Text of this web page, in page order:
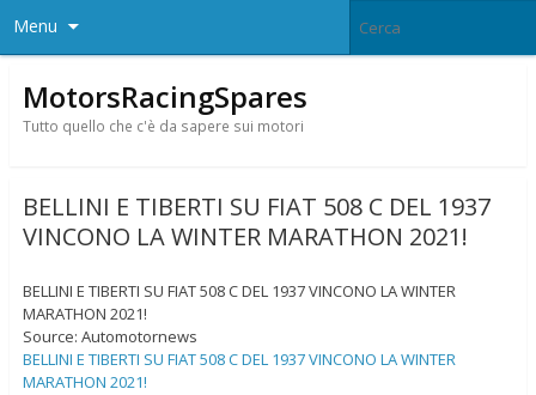
Menu
MotorsRacingSpares
Tutto quello che c'è da sapere sui motori
BELLINI E TIBERTI SU FIAT 508 C DEL 1937
VINCONO LA WINTER MARATHON 2021!
BELLINI E TIBERTI SU FIAT 508 C DEL 1937 VINCONO LA WINTER
MARATHON 2021!
Source: Automotornews
BELLINI E TIBERTI SU FIAT 508 C DEL 1937 VINCONO LA WINTER
MARATHON 2021!